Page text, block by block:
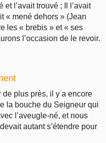
et l’avait trouvé ; Il l’avait
« mené dehors » (Jean
les « brebis » et « ses
l’occasion de le revoir.
de plus près, il y a encore
la bouche du Seigneur qui
l’aveugle-né, et nous
autant s’étendre pour